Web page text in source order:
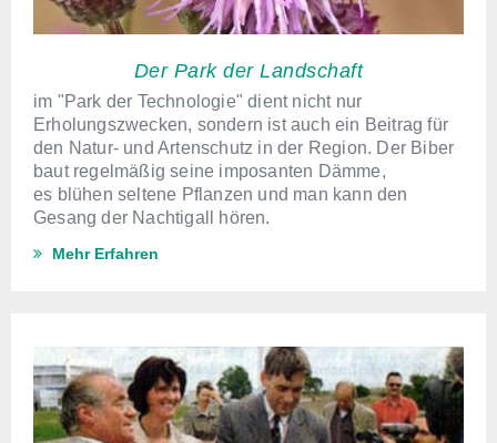
Der Park der Landschaft
im "Park der Technologie" dient nicht nur
Erholungszwecken, sondern ist auch ein Beitrag für
den Natur- und Artenschutz in der Region. Der Biber
baut regelmäßig seine imposanten Dämme,
es blühen seltene Pflanzen und man kann den
Gesang der Nachtigall hören.
Mehr Erfahren